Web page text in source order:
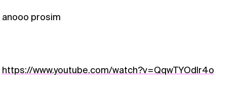
anooo prosim
https://www.youtube.com/watch?v=QqwTYOdlr4o